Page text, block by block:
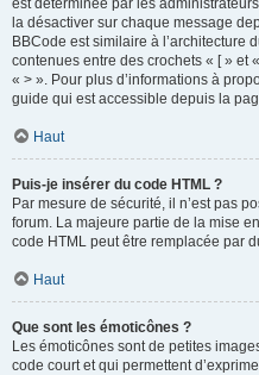
est déterminée par les
la désactiver sur chaque message
BBCode est similaire à l’architecture
contenues entre des crochets « [ » et
« > ». Pour plus d’informations à
guide qui est accessible depuis la
Haut
Puis-je insérer du code HTML ?
Par mesure de sécurité, il n’est pas
forum. La majeure partie de la mise
code HTML peut être remplacée par
Haut
Que sont les émoticônes ?
Les émoticônes sont de petites
code court et qui permettent